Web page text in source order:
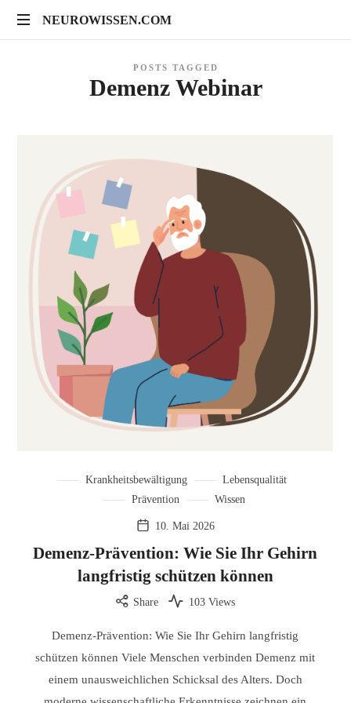
NEUROWISSEN.COM
NEUROWISSEN.COM
Gehirngesundheit,
Prävention
POSTS TAGGED
Demenz Webinar
Krankheitsbewältigung
Lebensqualität
Prävention
Wissen
10. Mai 2026
Demenz-Prävention: Wie Sie Ihr Gehirn
langfristig schützen können
Share 103 Views
Demenz-Prävention: Wie Sie Ihr Gehirn langfristig
schützen können Viele Menschen verbinden Demenz mit
einem unausweichlichen Schicksal des Alters. Doch